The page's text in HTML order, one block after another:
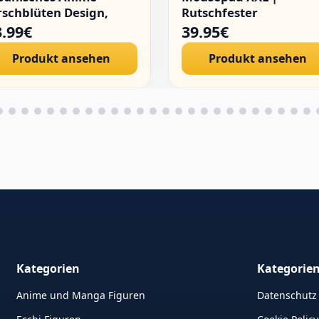
Design,
Wasserdichter
für
Laptop, Optimiert für
Gaming &
Produkt ansehen
Rutschfester
Schreibtischunterlage
Groß für Schreibtisch
und PC Gadgets |
Wasserdichter Desk
(Two Worlds)
39.95€
Produkt ansehen
Kategorien
Anime und Manga Figuren
Kategorien
Datenschutz